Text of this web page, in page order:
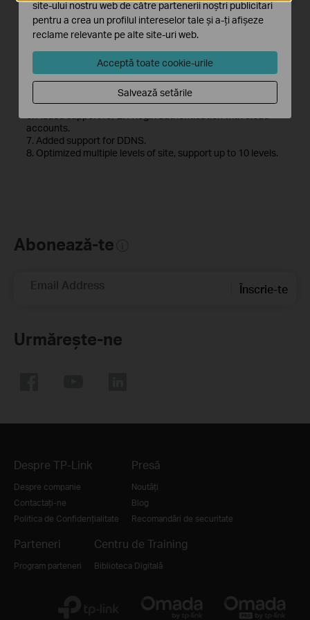
New Features& Enhancements :
1. Optimized playback module.
2. Added support for custom alert.
3. Optimized device management module.
4. Optimized device map and design tool module.
5. Added support for device maintenance and device
maintenance history module.
accounts.
7. Added support for DDNS.
8. Optimized multiple levels of site, support up to 10 levels.
Abonează-te
Email Address Înscrie-te
Urmărește-ne
Despre TP-Link
Despre companie
Contactați-ne
Politica de Confidențialitate
Presă
Noutăți
Blog
Recomandări de securitate
Parteneri
Program parteneri
Centru de Training
Biblioteca Digitală
site-ului nostru web de către partenerii noștri publicitari
pentru a crea un profilul intereselor tale și a-ți afișeze
reclame relevante pe alte site-uri web.
Acceptă toate cookie-urile
Salvează setările